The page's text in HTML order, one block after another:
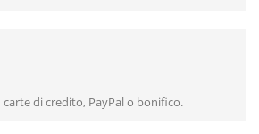
carte di credito, PayPal o bonifico.